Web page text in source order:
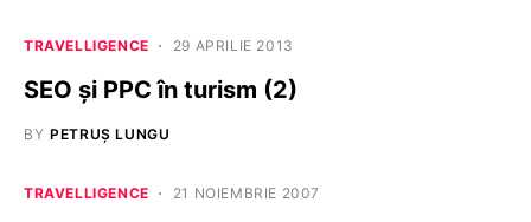
TRAVELLIGENCE 29 APRILIE 2013
SEO şi PPC în turism (2)
BY PETRUȘ LUNGU
TRAVELLIGENCE 21 NOIEMBRIE 2007